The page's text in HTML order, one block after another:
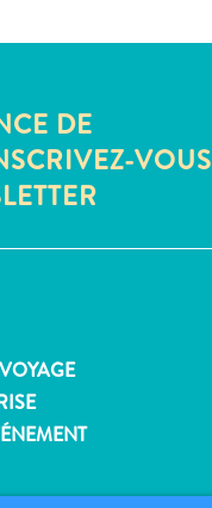
DE
VOUS